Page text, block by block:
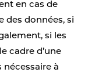
en cas de
des données, si
si les
cadre d’une
à